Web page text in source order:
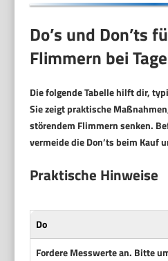
Do’s und Don’ts
Flimmern bei
Die folgende Tabelle hilft dir,
Sie zeigt praktische
störendem Flimmern senken.
vermeide die Don’ts beim Kauf
Praktische Hinweise
Do
Fordere Messwerte an. Bitte